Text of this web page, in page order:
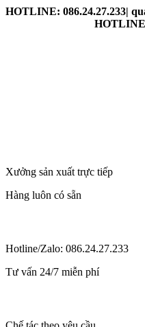
HOTLINE: 086.24.27.233|
Xưởng sản xuất trực tiếp
Hàng luôn có sẵn
Hotline/Zalo: 086.24.27.233
Tư vấn 24/7 miễn phí